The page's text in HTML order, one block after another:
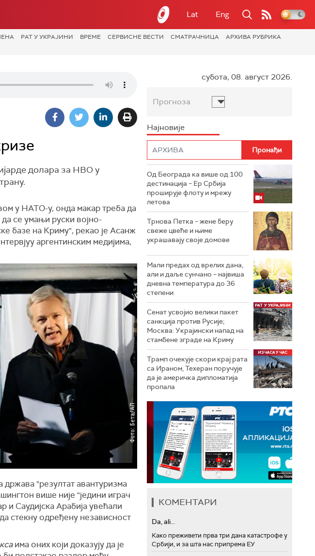
Lat Eng
РАТ У УКРАЈИНИ ВРЕМЕ СЕРВИСНЕ ВЕСТИ СМАТРАЧНИЦА
АРХИВА РУБРИКА
долара за НВО у
у НАТО-у, онда макар треба да
се умањи руски војно-
базе на Криму", рекао је Асанж
аргентинским медијима,
држава "резултат авантуризма
више није "једини играч
и Саудијска Арабија увећали
стекну одређену независност
има оних који доказују да је
субота, 08. август 2026.
Прогноза
Најновије
Од Београда ка више од 100
дестинација – Ер Србија
проширује флоту и мрежу
летова
Трнова Петка – жене беру
свеже цвеће и њиме
украшавају своје домове
Мали предах од врелих дана,
али и даље сунчано – највиша
дневна температура до 36
степени
Сенат усвојио велики пакет
санкција против Русије;
Москва: Украјински напад на
стамбене зграде на Криму
Трамп очекује скори крај рата
са Ираном, Техеран поручује
да је америчка дипломатија
пропала
КОМЕНТАРИ
Da, ali...
Како преживети прва три дана катастрофе у
Србији, и за шта нас припрема ЕУ